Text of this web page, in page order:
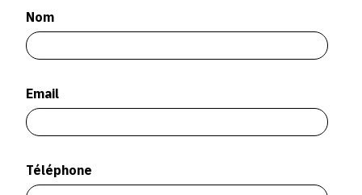
ABONNEMENTS DÉDIÉS AUX GALERISTES
CRÉER SON SITE ARTISTE
Nom
Email
Téléphone